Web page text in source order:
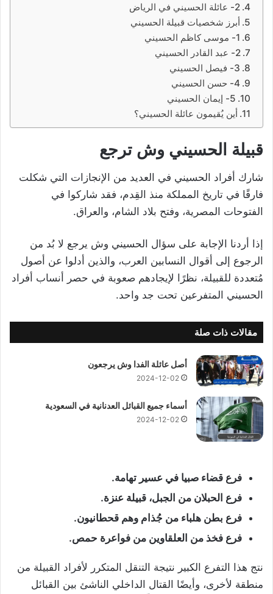
2- عائلة الحسيني في الرياض
أبرز شخصيات قبيلة الحسيني
1- موسى كاظم الحسيني
2- عبد القادر الحسيني
3- فيصل الحسيني
4- حسن الحسيني
5- إيمان الحسيني
أين يُقيمون عائلة الحسيني؟
قبيلة الحسيني وش ترجع
شارك أفراد الحسيني في العديد من الإنجازات التي شكلت
فارقًا في تاريخ المملكة منذ القِدم، فقد شاركوا في
الفتوحات المصرية، وفتح بلاد الشام، والعراق.
إذا أردنا الإجابة على سؤال الحسيني وش يرجع لا بُد من
الرجوع إلى أقوال النسابين العرب، والذين أدلوا عن أصول
مُتعددة للقبيلة، نظرًا لإيجادهم صعوبة في حصر أنساب أفراد
الحسيني المتفرعين تحت جد واحد.
مقالات ذات صلة
أصل عائلة الفدا وش يرجعون
2024-12-02
أسماء جميع القبائل العدنانية في السعودية
2024-12-02
فرع قضاء صبيا في عسير تهامة.
فرع الحبلان من الجبل، قبيلة عنزة.
فرع بطن هلباء من جُذام وهم قحطانيون.
فرع فخذ من العلقاوين من فواعرة حمص.
نتج هذا التفرع الكبير نتيجة التنقل المتكرر لأفراد القبيلة من
منطقة لأخرى، وأيضًا القتال الداخلي الناشئ بين القبائل